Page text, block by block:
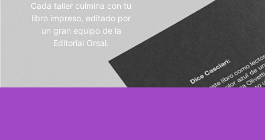
Cada taller culmina con tu
libro impreso, editado por
un gran equipo de la
Editorial Orsai.